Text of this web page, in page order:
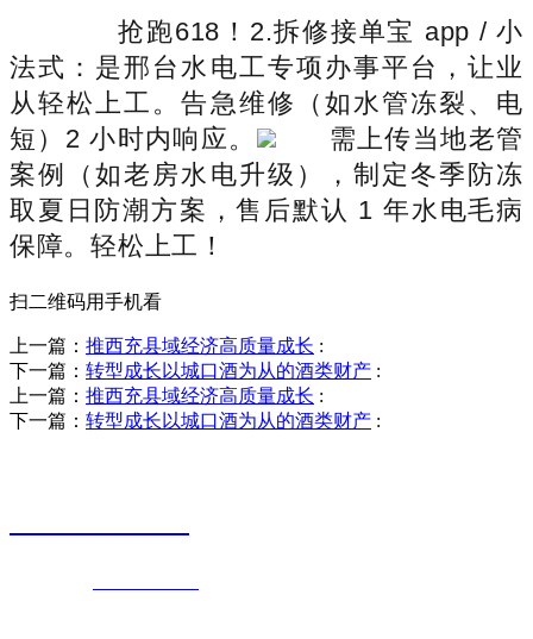
抢跑618！2.拆修接单宝 app / 小
法式：是邢台水电工专项办事平台，让业
从轻松上工。告急维修（如水管冻裂、电
短）2 小时内响应。
需上传当地老管
案例（如老房水电升级），制定冬季防冻
取夏日防潮方案，售后默认 1 年水电毛病
保障。轻松上工！
扫二维码用手机看
上一篇： 推西充县域经济高质量成长 :
下一篇： 转型成长以城口酒为从的酒类财产 :
上一篇： 推西充县域经济高质量成长 :
下一篇： 转型成长以城口酒为从的酒类财产 :